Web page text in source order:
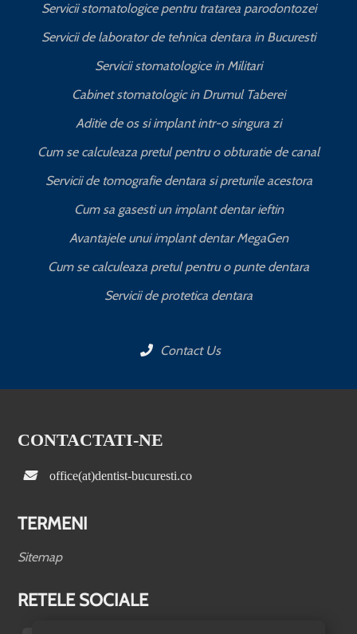
Servicii stomatologice pentru tratarea parodontozei
Servicii de laborator de tehnica dentara in Bucuresti
Servicii stomatologice in Militari
Cabinet stomatologic in Drumul Taberei
Aditie de os si implant intr-o singura zi
Cum se calculeaza pretul pentru o obturatie de canal
Servicii de tomografie dentara si preturile acestora
Cum sa gasesti un implant dentar ieftin
Avantajele unui implant dentar MegaGen
Cum se calculeaza pretul pentru o punte dentara
Servicii de protetica dentara
Contact Us
CONTACTATI-NE
office(at)dentist-bucuresti.co
TERMENI
Sitemap
RETELE SOCIALE